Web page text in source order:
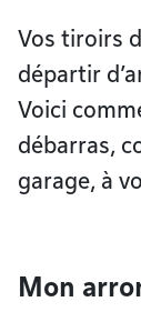
Vos tiroirs
départir
Voici
débarras,
garage, à
Mon